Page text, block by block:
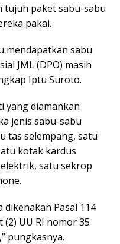
tujuh paket sabu-sabu
pakai.
mendapatkan sabu
JML (DPO) masih
Iptu Suroto.
yang diamankan
jenis sabu-sabu
tas selempang, satu
kotak kardus
satu sekrop
Pasal 114
(2) UU RI nomor 35
pungkasnya.